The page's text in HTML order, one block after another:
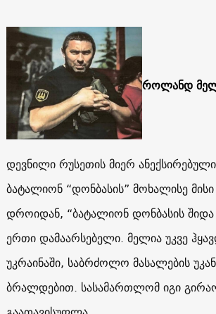
როლანდ
დევნილი რუსეთის მიერ
ბატალიონ “დონბასის” მოხალისე მისი
დროიდან, “ბატალიონ დონბასის
ერთი დამაარსებელი. მელია უკვე
უკრაინაში, საბრძოლო მასალების
ბრალდებით. სასამართლომ იგი